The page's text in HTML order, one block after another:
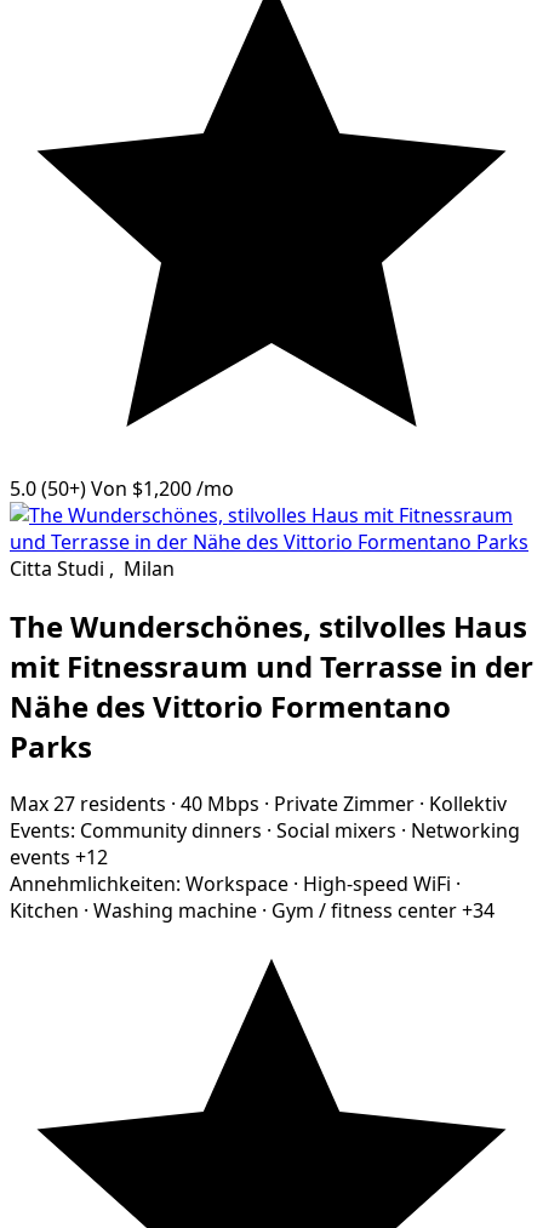
5.0(50+)Von $1,200/mo
Citta Studi , Milan
The Wunderschönes, stilvolles Haus
mit Fitnessraum und Terrasse in der
Nähe des Vittorio Formentano
Parks
Max 27 residents · 40 Mbps · Private Zimmer · Kollektiv
Events: Community dinners · Social mixers · Networking
events +12
Annehmlichkeiten: Workspace · High-speed WiFi ·
Kitchen · Washing machine · Gym / fitness center+34